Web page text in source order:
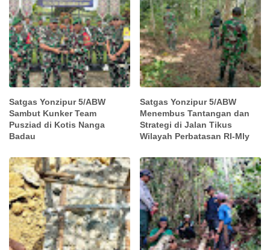
Satgas Yonzipur 5/ABW
Sambut Kunker Team
Pusziad di Kotis Nanga
Badau
Satgas Yonzipur 5/ABW
Menembus Tantangan dan
Strategi di Jalan Tikus
Wilayah Perbatasan RI-Mly